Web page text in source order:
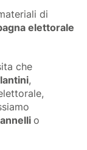
di
elettorale
che
,
o